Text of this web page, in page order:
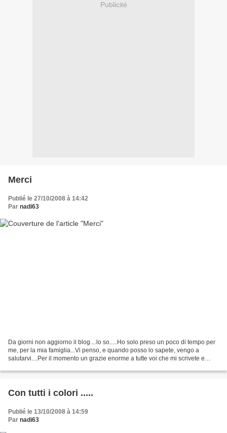
Publicité
Merci
Publié le 27/10/2008 à 14:42
Par nadi63
Da giorni non aggiorno il blog....lo so.....Ho solo preso un poco di tempo per
me, per la mia famiglia...Vi penso, e quando posso lo sapete, vengo a
salutarvi....Per il momento un grazie enorme a tutte voi che mi scrivete e
Con tutti i colori .....
Publié le 13/10/2008 à 14:59
Par nadi63